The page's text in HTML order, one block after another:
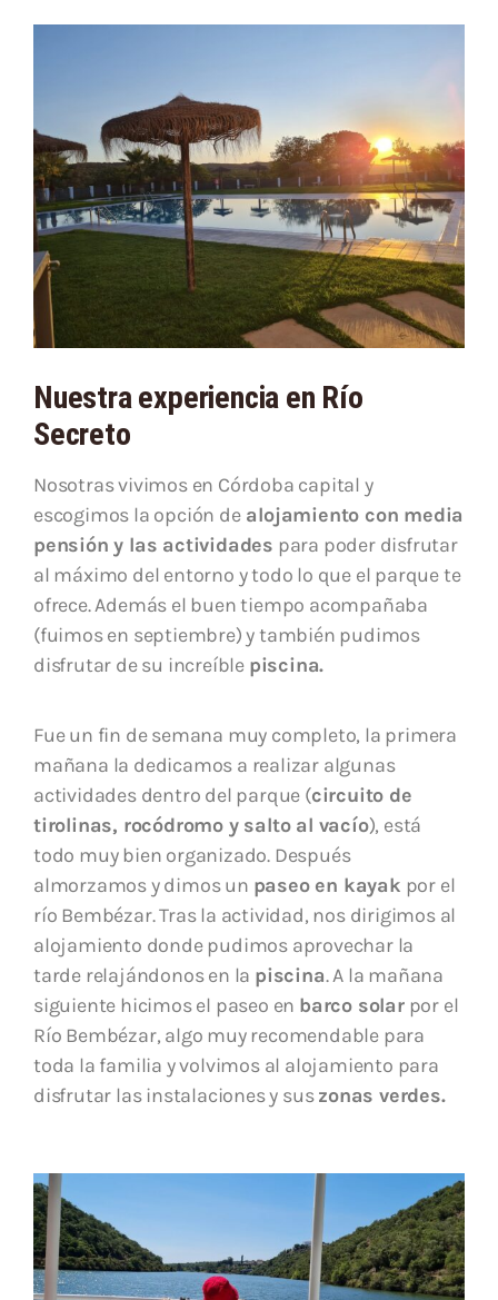
Nuestra experiencia en Río
Secreto
Nosotras vivimos en Córdoba capital y
escogimos la opción dealojamiento con media
pensión y las actividades para poder disfrutar
al máximo del entorno y todo lo que el parque te
ofrece. Además el buen tiempo acompañaba
(fuimos en septiembre) y también pudimos
disfrutar de su increíble piscina.
Fue un fin de semana muy completo, la primera
mañana la dedicamos a realizar algunas
actividades dentro del parque (circuito de
tirolinas, rocódromo y salto al vacío), está
todo muy bien organizado. Después
almorzamos y dimos un paseo en kayak por el
río Bembézar. Tras la actividad, nos dirigimos al
alojamiento donde pudimos aprovechar la
tarde relajándonos en la piscina. A la mañana
siguiente hicimos el paseo en barco solarpor el
Río Bembézar, algo muy recomendable para
toda la familia y volvimos al alojamiento para
disfrutar las instalaciones y suszonas verdes.